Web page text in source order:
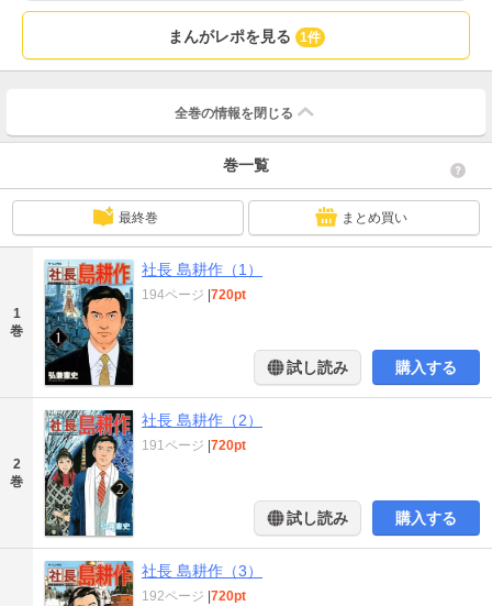
まんがレポを見る 1件
全巻の情報を 閉じる
巻一覧
最終巻 まとめ買い
1
巻
社長 島耕作（1）
194ページ 720pt
試し読み 購入する
2
巻
社長 島耕作（2）
191ページ 720pt
試し読み 購入する
社長 島耕作（3）
192ページ 720pt